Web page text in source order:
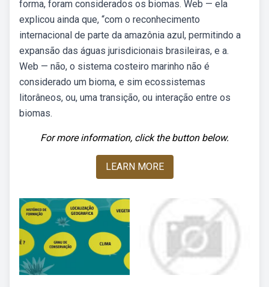
forma, foram considerados os biomas. Web — ela
explicou ainda que, “com o reconhecimento
internacional de parte da amazônia azul, permitindo a
expansão das águas jurisdicionais brasileiras, e a.
Web — não, o sistema costeiro marinho não é
considerado um bioma, e sim ecossistemas
litorâneos, ou, uma transição, ou interação entre os
biomas.
For more information, click the button below.
LEARN MORE